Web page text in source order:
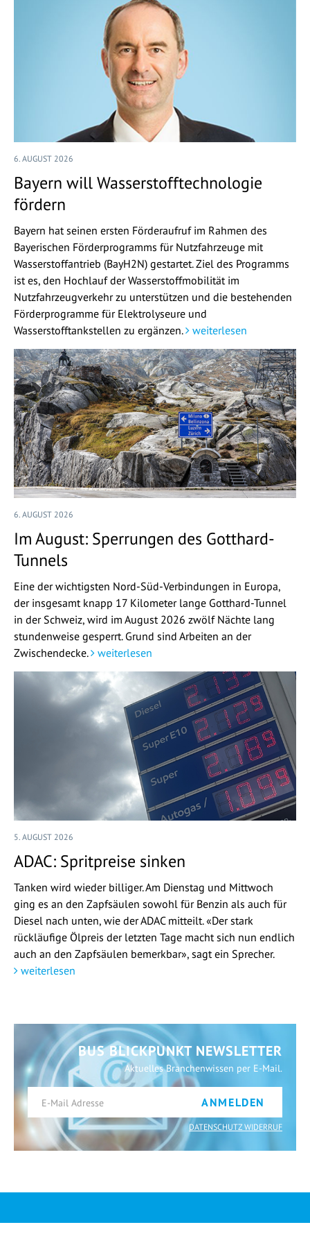
6. AUGUST 2026
Bayern will Wasserstofftechnologie
fördern
Bayern hat seinen ersten Förderaufruf im Rahmen des
Bayerischen Förderprogramms für Nutzfahrzeuge mit
Wasserstoffantrieb (BayH2N) gestartet. Ziel des Programms
ist es, den Hochlauf der Wasserstoffmobilität im
Nutzfahrzeugverkehr zu unterstützen und die bestehenden
Förderprogramme für Elektrolyseure und
Wasserstofftankstellen zu ergänzen.
weiterlesen
6. AUGUST 2026
Im August: Sperrungen des Gotthard-
Tunnels
Eine der wichtigsten Nord-Süd-Verbindungen in Europa,
der insgesamt knapp 17 Kilometer lange Gotthard-Tunnel
in der Schweiz, wird im August 2026 zwölf Nächte lang
stundenweise gesperrt. Grund sind Arbeiten an der
Zwischendecke.
weiterlesen
5. AUGUST 2026
ADAC: Spritpreise sinken
Tanken wird wieder billiger. Am Dienstag und Mittwoch
ging es an den Zapfsäulen sowohl für Benzin als auch für
Diesel nach unten, wie der ADAC mitteilt. «Der stark
rückläufige Ölpreis der letzten Tage macht sich nun endlich
auch an den Zapfsäulen bemerkbar», sagt ein Sprecher.
weiterlesen
BUS BLICKPUNKT NEWSLETTER
Aktuelles Branchenwissen per E-Mail.
ANMELDEN
DATENSCHUTZ WIDERRUF